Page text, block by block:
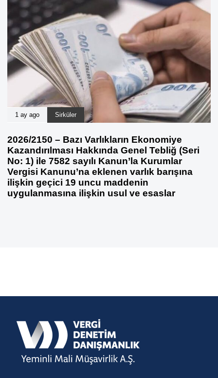
1 ay ago Sirküler
2026/2150 – Bazı Varlıkların Ekonomiye
Kazandırılması Hakkında Genel Tebliğ (Seri
No: 1) ile 7582 sayılı Kanun’la Kurumlar
Vergisi Kanunu’na eklenen varlık barışına
ilişkin geçici 19 uncu maddenin
uygulanmasına ilişkin usul ve esaslar